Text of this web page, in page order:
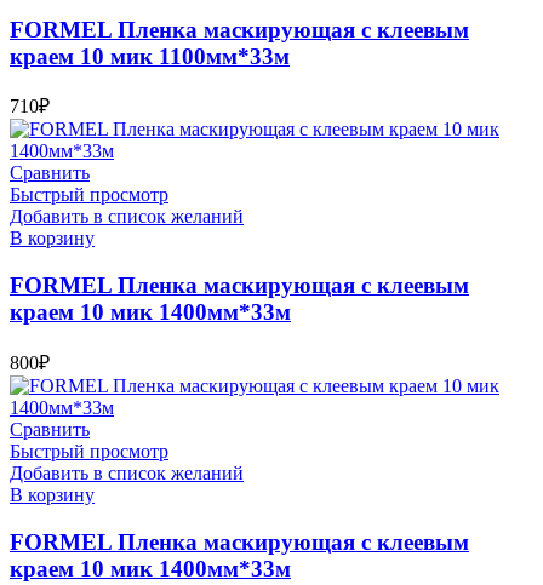
FORMEL Пленка маскирующая с клеевым
краем 10 мик 1100мм*33м
710₽
Сравнить
Быстрый просмотр
Добавить в список желаний
В корзину
FORMEL Пленка маскирующая с клеевым
краем 10 мик 1400мм*33м
800₽
Сравнить
Быстрый просмотр
Добавить в список желаний
В корзину
FORMEL Пленка маскирующая с клеевым
краем 10 мик 1400мм*33м